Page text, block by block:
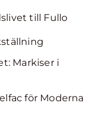
till Fullo
Markiser i
för Moderna